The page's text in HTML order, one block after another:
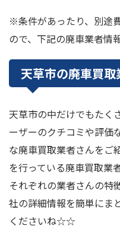
※条件があったり、別途
ので、下記の廃車業者情
天草市の廃車買
天草市の中だけでもたく
ーザーのクチコミや評価
な廃車買取業者さんをご
を行っている廃車買取業
それぞれの業者さんの特
社の詳細情報を簡単にま
くださいね☆☆